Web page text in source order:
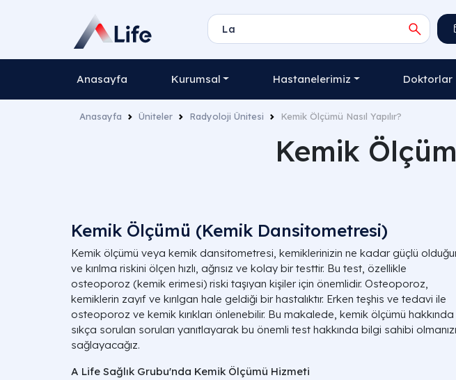
Anasayfa Kurumsal Hastanelerimiz Doktorlar
Anasayfa Üniteler Radyoloji Ünitesi Kemik Ölçümü Nasıl Yapılır?
Kemik
Kemik Ölçümü (Kemik Dansitometresi)
Kemik ölçümü veya kemik dansitometresi, kemiklerinizin ne kadar güçlü
ve kırılma riskini ölçen hızlı, ağrısız ve kolay bir testtir. Bu test, özellikle
osteoporoz (kemik erimesi) riski taşıyan kişiler için önemlidir. Osteoporoz,
kemiklerin zayıf ve kırılgan hale geldiği bir hastalıktır. Erken teşhis ve tedavi ile
osteoporoz ve kemik kırıkları önlenebilir. Bu makalede, kemik ölçümü hakkında
sıkça sorulan soruları yanıtlayarak bu önemli test hakkında bilgi sahibi olmanızı
sağlayacağız.
A Life Sağlık Grubu'nda Kemik Ölçümü Hizmeti